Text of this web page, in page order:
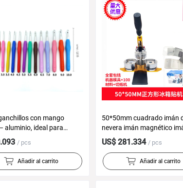
con mango
aluminio, ideal para
/ pcs
Añadir al carrito
50*50mm cuadrado imán
nevera imán magnético
nevera magnético juego de
máquina de barra
suave material de máquina
juegos
US$ 281.334 / pcs
Añadir al carrito